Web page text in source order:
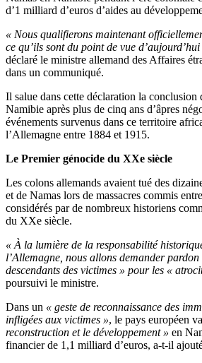
d’1 milliard d’euros d’aides au
« Nous qualifierons maintenant
ce qu’ils sont du point de vue
déclaré le ministre allemand des Affaires
dans un communiqué.
Il salue dans cette déclaration la conclusion
Namibie après plus de cinq ans d’âpres
événements survenus dans ce territoire
l’Allemagne entre 1884 et 1915.
Le Premier génocide du XXe siècle
Les colons allemands avaient tué des
et de Namas lors de massacres commis
considérés par de nombreux historiens
du XXe siècle.
« À la lumière de la responsabilité
l’Allemagne, nous allons demander
descendants des victimes » pour les «
poursuivi le ministre.
Dans un « geste de reconnaissance des
infligées aux victimes », le pays européen
reconstruction et le développement » en
financier de 1,1 milliard d’euros, a-t-il